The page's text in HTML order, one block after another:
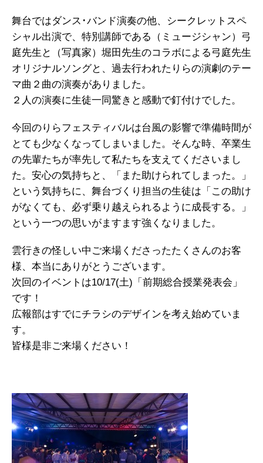
舞台ではダンス･バンド演奏の他、シークレットスペ
シャル出演で、特別講師である（ミュージシャン）弓
庭先生と（写真家）堀田先生のコラボによる弓庭先生
オリジナルソングと、過去行われたりらの演劇のテー
マ曲２曲の演奏がありました。
２人の演奏に生徒一同驚きと感動で釘付けでした。
今回のりらフェスティバルは台風の影響で準備時間が
とても少なくなってしまいました。そんな時、卒業生
の先輩たちが率先して私たちを支えてくださいまし
た。安心の気持ちと、「また助けられてしまった。」
という気持ちに、舞台づくり担当の生徒は「この助け
がなくても、必ず乗り越えられるように成長する。」
という一つの思いがますます強くなりました。
雲行きの怪しい中ご来場くださったたくさんのお客
様、本当にありがとうございます。
次回のイベントは10/17(土)「前期総合授業発表会」
です！
広報部はすでにチラシのデザインを考え始めていま
す。
皆様是非ご来場ください！